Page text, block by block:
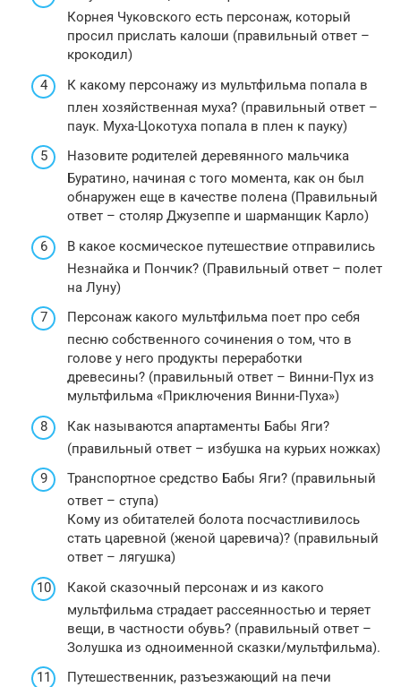
Корнея Чуковского есть персонаж, который
просил прислать калоши (правильный ответ –
крокодил)
К какому персонажу из мультфильма попала в
плен хозяйственная муха? (правильный ответ –
паук. Муха-Цокотуха попала в плен к пауку)
Назовите родителей деревянного мальчика
Буратино, начиная с того момента, как он был
обнаружен еще в качестве полена (Правильный
ответ – столяр Джузеппе и шарманщик Карло)
В какое космическое путешествие отправились
Незнайка и Пончик? (Правильный ответ – полет
на Луну)
Персонаж какого мультфильма поет про себя
песню собственного сочинения о том, что в
голове у него продукты переработки
древесины? (правильный ответ – Винни-Пух из
мультфильма «Приключения Винни-Пуха»)
Как называются апартаменты Бабы Яги?
(правильный ответ – избушка на курьих ножках)
Транспортное средство Бабы Яги? (правильный
ответ – ступа)
Кому из обитателей болота посчастливилось
стать царевной (женой царевича)? (правильный
ответ – лягушка)
Какой сказочный персонаж и из какого
мультфильма страдает рассеянностью и теряет
вещи, в частности обувь? (правильный ответ –
Золушка из одноименной сказки/мультфильма).
Путешественник, разъезжающий на печи